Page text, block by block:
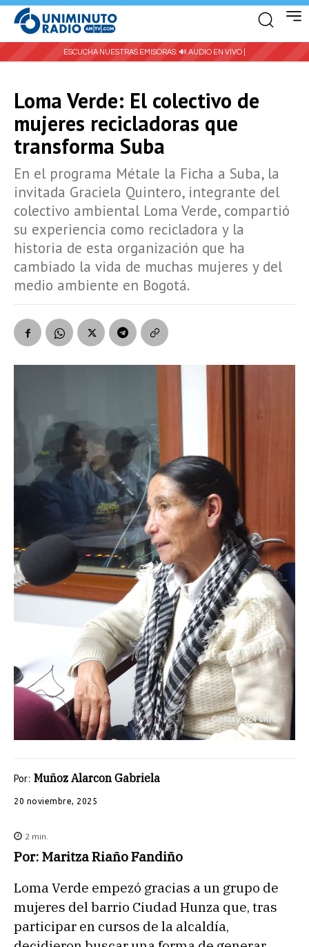
ESCUCHA NUESTRAS EMISORAS: 🔊 AUDIO EN VIVO |
Loma Verde: El colectivo de
mujeres recicladoras que
transforma Suba
En el programa Métale la Ficha a Suba, la
invitada Graciela Quintero, integrante del
colectivo ambiental Loma Verde, compartió
su experiencia como recicladora y la
historia de esta organización que ha
cambiado la vida de muchas mujeres y del
medio ambiente en Bogotá.
Por: Muñoz Alarcon Gabriela
20 noviembre, 2025
2 min.
Por: Maritza Riaño Fandiño
Loma Verde empezó gracias a un grupo de
mujeres del barrio Ciudad Hunza que, tras
participar en cursos de la alcaldía,